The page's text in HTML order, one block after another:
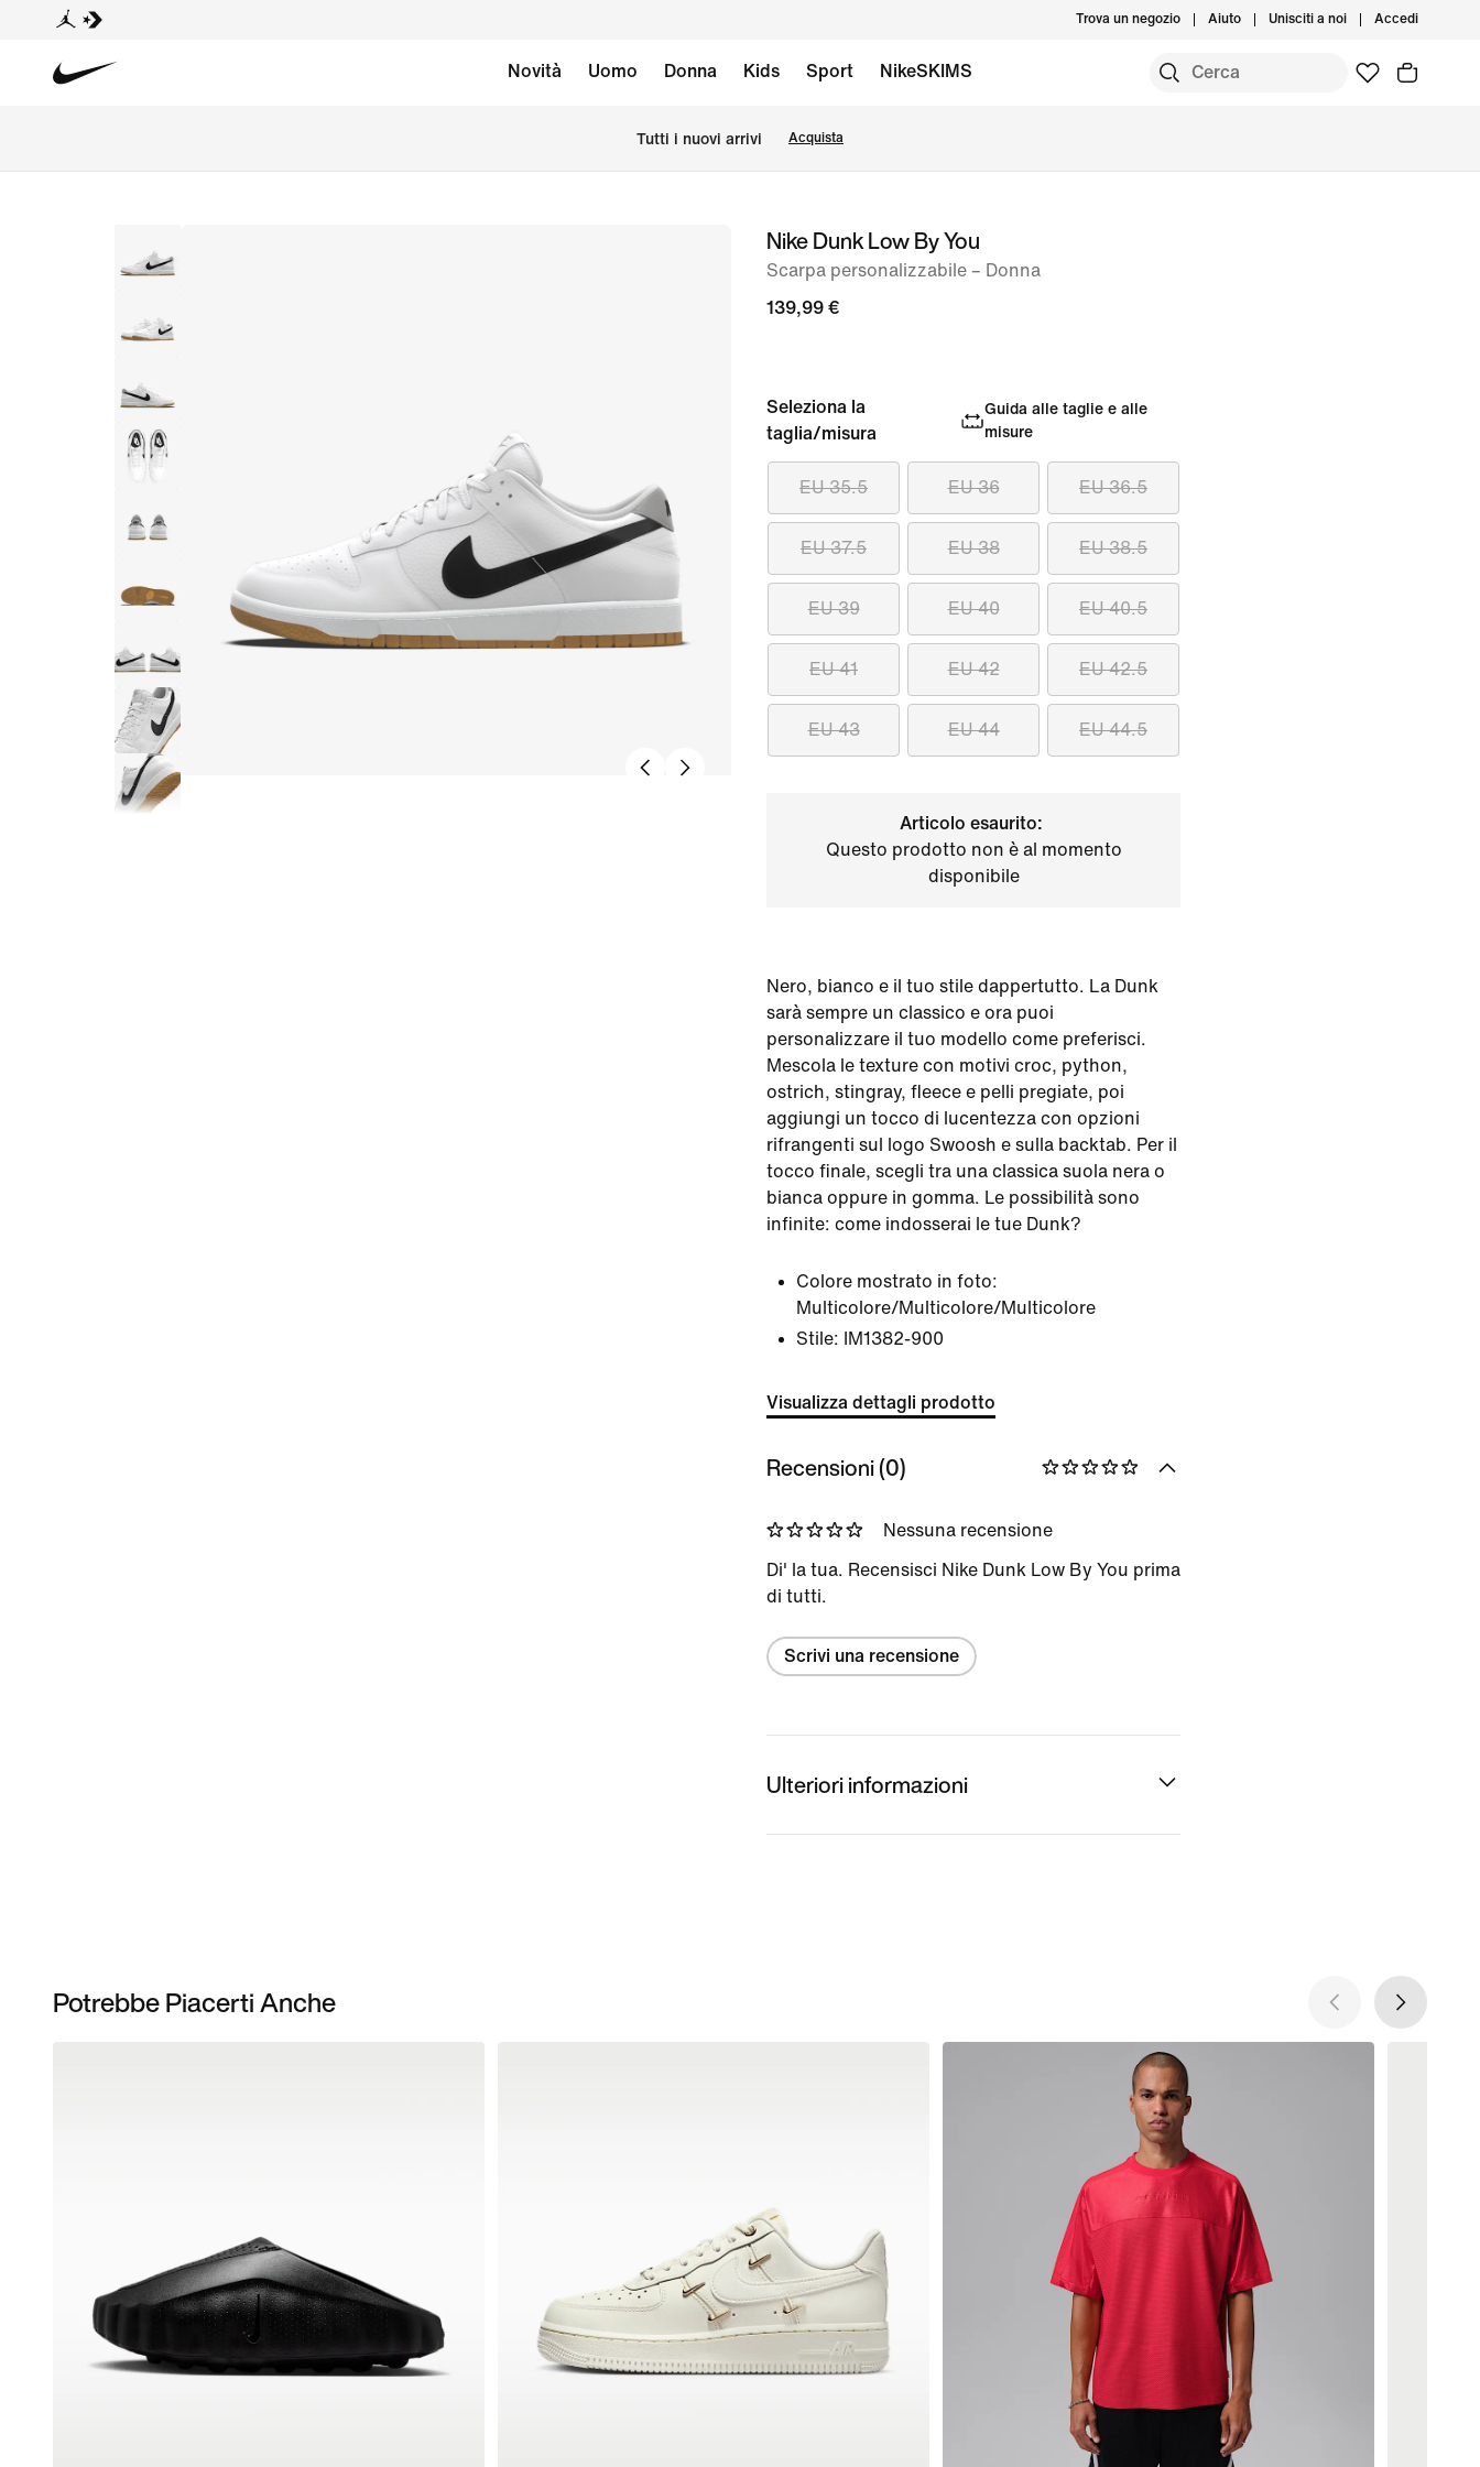
Trova un negozio Aiuto Unisciti a noi Accedi
Novità Uomo Donna Kids Sport NikeSKIMS
Tutti i nuovi arrivi Acquista
immagine
Nike Dunk Low By You
Scarpa personalizzabile – Donna
139,99 €
Seleziona la
taglia/misura
Guida alle taglie e alle
misure
EU 35.5 EU 36 EU 36.5
EU 37.5 EU 38 EU 38.5
EU 39 EU 40 EU 40.5
EU 41 EU 42 EU 42.5
EU 43 EU 44 EU 44.5
Articolo esaurito:
Questo prodotto non è al momento
disponibile
Nero, bianco e il tuo stile dappertutto. La Dunk
sarà sempre un classico e ora puoi
personalizzare il tuo modello come preferisci.
Mescola le texture con motivi croc, python,
ostrich, stingray, fleece e pelli pregiate, poi
aggiungi un tocco di lucentezza con opzioni
rifrangenti sul logo Swoosh e sulla backtab. Per il
tocco finale, scegli tra una classica suola nera o
bianca oppure in gomma. Le possibilità sono
infinite: come indosserai le tue Dunk?
Colore mostrato in foto:
Multicolore/Multicolore/Multicolore
Stile:
IM1382-900
Visualizza dettagli prodotto
Recensioni (0)
Nessuna recensione
Di' la tua. Recensisci Nike Dunk Low By You prima
di tutti.
Scrivi una recensione
Ulteriori informazioni
Potrebbe Piacerti Anche